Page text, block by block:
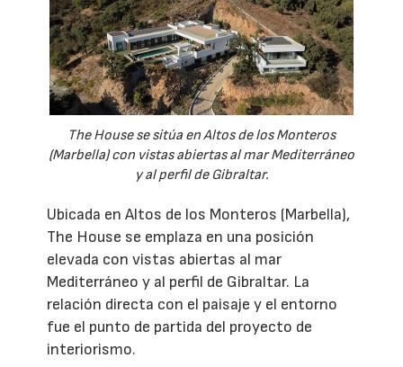
The House se sitúa en Altos de los Monteros
(Marbella) con vistas abiertas al mar Mediterráneo
y al perfil de Gibraltar.
Ubicada en Altos de los Monteros (Marbella),
The House se emplaza en una posición
elevada con vistas abiertas al mar
Mediterráneo y al perfil de Gibraltar. La
relación directa con el paisaje y el entorno
fue el punto de partida del proyecto de
interiorismo.